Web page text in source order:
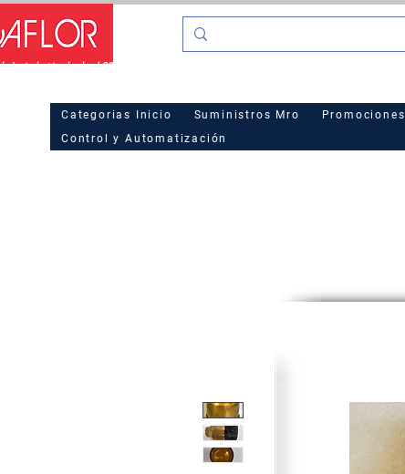
Categorias Inicio Suministros Mro Promociones
Control y Automatización
La industria desde el 2016